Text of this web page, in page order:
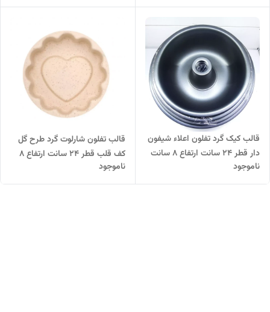
قالب کیک گرد تفلون اعلاء شیفون
دار قطر 24 سانت ارتفاع 8 سانت
ناموجود
قالب تفلون شارلوت گرد طرح گل
کف قلب قطر 24 سانت ارتفاع 8
سانت
ناموجود